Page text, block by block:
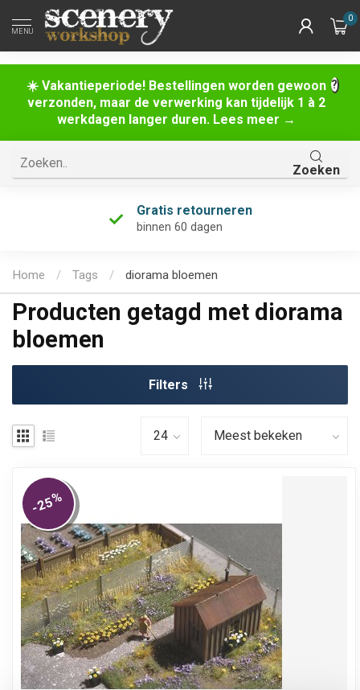
☀️ Vakantieperiode! Bestellingen worden gewoon
verzonden, maar de verwerking kan tijdelijk 1 à 2
werkdagen langer duren. Lees meer →
MENU
0
Zoeken
Gratis retourneren
binnen 60 dagen
Home / Tags / diorama bloemen
Producten getagd met diorama
bloemen
Filters
-25%